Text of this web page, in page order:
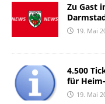
Zu Gast
19. Mai
4.500
für
19. Mai